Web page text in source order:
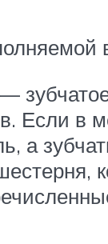
Если в
а